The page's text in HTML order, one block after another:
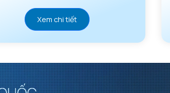
Xem chi tiết